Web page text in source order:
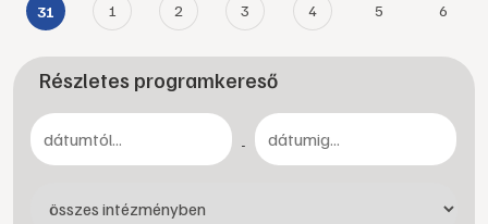
31 1 2 3 4 5 6
Részletes programkereső
-